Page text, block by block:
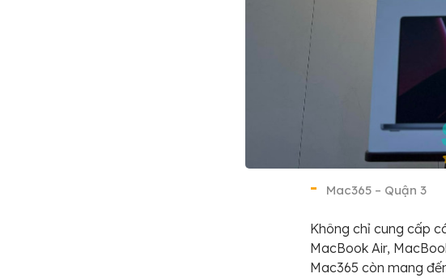
Mac365 – Quận 3
Không chỉ cung cấp
MacBook Air,
Mac365 còn mang